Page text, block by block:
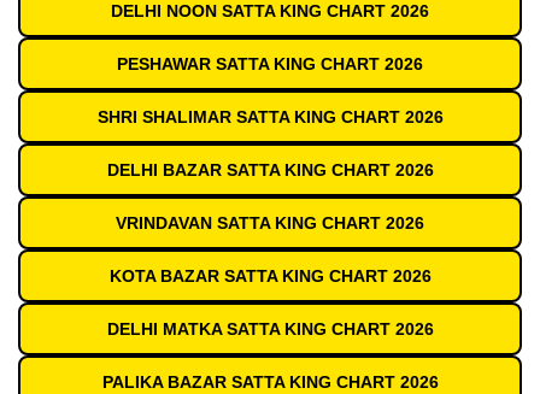
DELHI NOON SATTA KING CHART 2026
PESHAWAR SATTA KING CHART 2026
SHRI SHALIMAR SATTA KING CHART 2026
DELHI BAZAR SATTA KING CHART 2026
VRINDAVAN SATTA KING CHART 2026
KOTA BAZAR SATTA KING CHART 2026
DELHI MATKA SATTA KING CHART 2026
PALIKA BAZAR SATTA KING CHART 2026